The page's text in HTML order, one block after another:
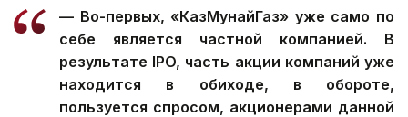
— Во-первых, «КазМунайГаз» уже само по
себе является частной компанией. В
результате IPO, часть акции компаний уже
находится в обиходе, в обороте,
пользуется спросом, акционерами данной